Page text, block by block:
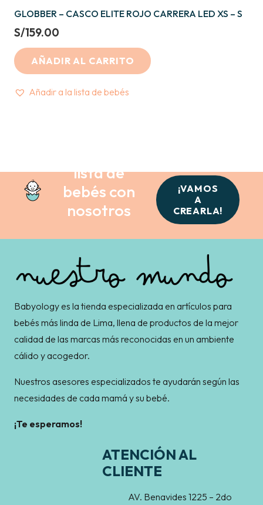
GLOBBER – CASCO ELITE ROJO CARRERA LED XS – S
S/159.00
AÑADIR AL CARRITO
Añadir a la lista de bebés
lista de
bebés con
nosotros
¡VAMOS
A
CREARLA!
Babyology es la tienda especializada en artículos para
bebés más linda de Lima, llena de productos de la mejor
calidad de las marcas más reconocidas en un ambiente
cálido y acogedor.
Nuestros asesores especializados te ayudarán según las
necesidades de cada mamá y su bebé.
¡Te esperamos!
ATENCIÓN AL
CLIENTE
AV. Benavides 1225 – 2do